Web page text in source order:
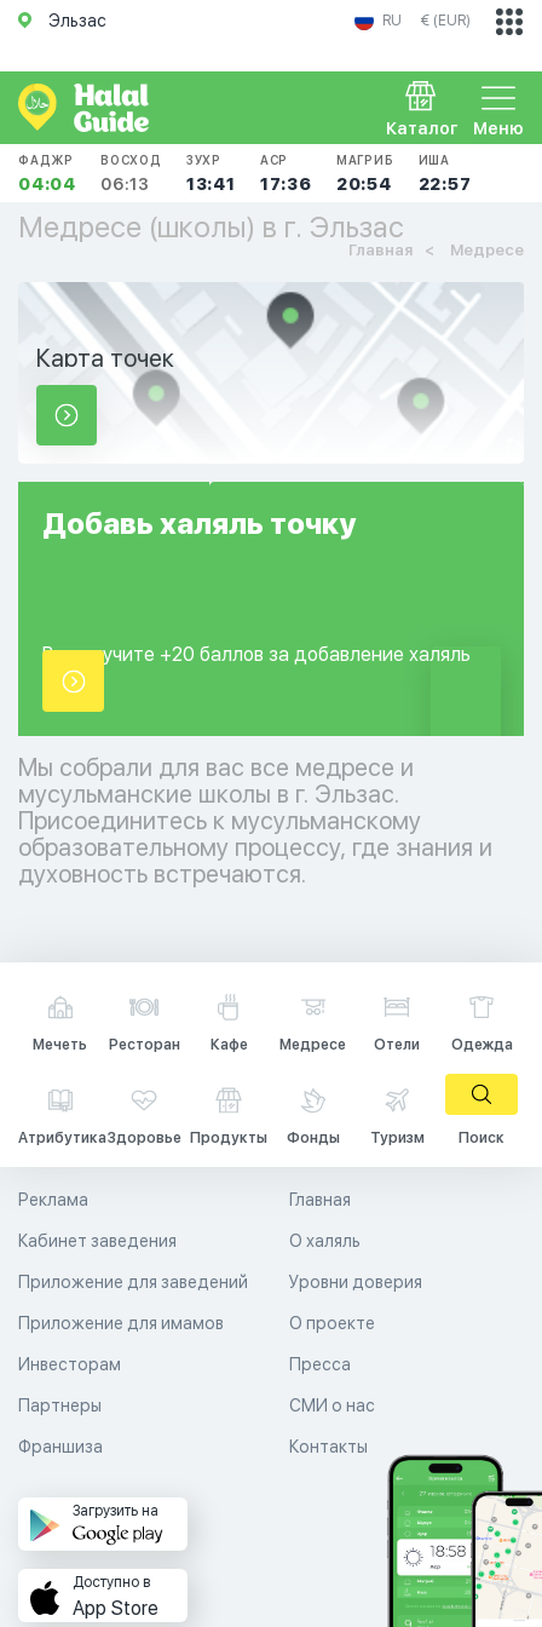
Эльзас RU € (EUR)
Меню
Каталог
ФАДЖР
04:04
ВОСХОД
06:13
ЗУХР
13:41
АСР
17:36
МАГРИБ
20:54
ИША
22:57
Медресе (школы) в г. Эльзас
Главная Медресе
Карта точек
Добавь халяль точку
Вы получите +20 баллов за добавление халяль
точки.
Мы собрали для вас все медресе и
мусульманские школы в г. Эльзас.
Присоединитесь к мусульманскому
образовательному процессу, где знания и
духовность встречаются.
Мечеть Ресторан Кафе Медресе Отели Одежда
АтрибутикаЗдоровье Продукты Фонды Туризм Поиск
Главная
О халяль
Уровни доверия
Реклама
Кабинет заведения
Приложение для заведений
Приложение для имамов О проекте
Пресса
СМИ о нас
Контакты
Инвесторам
Партнеры
Франшиза
Загрузить на
Доступно в
App Store